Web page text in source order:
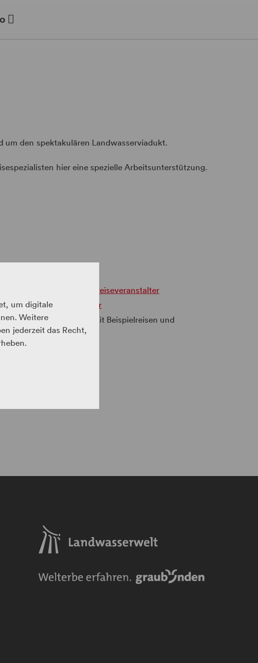
den spektakulären Landwasserviadukt.
hier eine spezielle Arbeitsunterstützung.
Factsheet Busreiseveranstalter
Download Flyer
der Landwasserwelt mit Beispielreisen und
um digitale
Weitere
jederzeit das Recht,